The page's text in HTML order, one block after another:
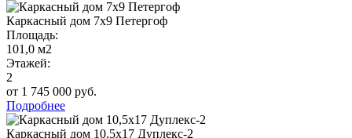
Каркасный дом 7х9 Петергоф
Площадь:
101,0 м2
Этажей:
2
от 1 745 000 руб.
Подробнее
Каркасный дом 10,5х17 Дуплекс-2